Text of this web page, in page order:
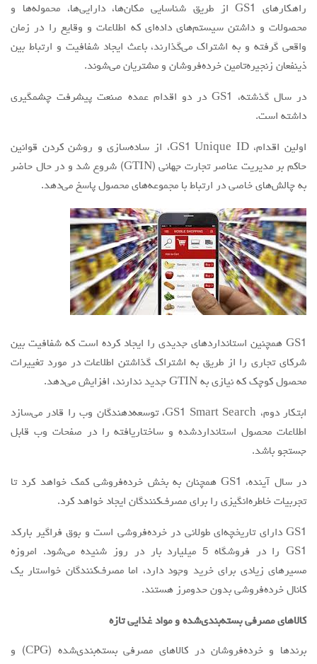
جستجو پیشرفته
راهنمای نویسندگان
نحوه ارسال مقاله
اطلاعات نشریه
درباره نشریه
اخبار و اعلانات
پیوندهای مفید
تماس با ما
راهکارهای GS1 از طریق شناسایی مکان‌ها، دارایی‌ها، محموله‌ها و
محصولات و داشتن سیستم‌های داده‌ای که اطلاعات و وقایع را در زمان
واقعی گرفته و به اشتراک می‌گذارند، باعث ایجاد شفافیت و ارتباط بین
ذینفعان زنجیره‌تامین خرده‌فروشان و مشتریان می‌شوند.
در سال گذشته، GS1 در دو اقدام عمده صنعت پیشرفت چشمگیری
داشته است.
اولین اقدام، GS1 Unique ID، از ساده‌سازی و روشن کردن قوانین
حاکم بر مدیریت عناصر تجارت جهانی (GTIN) شروع شد و در حال حاضر
به چالش‌های خاصی در ارتباط با مجموعه‌های محصول پاسخ می‌دهد.
GS1 همچنین استانداردهای جدیدی را ایجاد کرده است که شفافیت بین
شرکای تجاری را از طریق به اشتراک گذاشتن اطلاعات در مورد تغییرات
محصول کوچک که نیازی به GTIN جدید ندارند، افزایش می‌دهد.
ابتکار دوم، GS1 Smart Search، توسعه‌دهندگان وب را قادر می‌سازد
اطلاعات محصول استانداردشده و ساختاریافته را در صفحات وب قابل
جستجو باشد.
در سال آینده، GS1 همچنان به بخش خرده‌فروشی کمک خواهد کرد تا
تجربیات خاطره‌انگیزی را برای مصرف‌کنندگان ایجاد خواهد کرد.
GS1 دارای تاریخچه‌ای طولانی در خرده‌فروشی است و بوق فراگیر بارکد
GS1 را در فروشگاه 5 میلیارد بار در روز شنیده می‌شود. امروزه
مسیرهای زیادی برای خرید وجود دارد، اما مصرف‌کنندگان خواستار یک
کانال خرده‌فروشی بدون حدومرز هستند.
کالاهای مصرفی بسته‌بندی‌شده و مواد غذایی تازه
برندها و خرده‌فروشان در کالاهای مصرفی بسته‌بندی‌شده (CPG) و